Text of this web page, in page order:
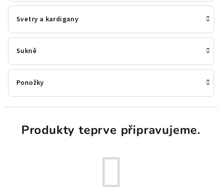
Svetry a kardigany
Sukně
Ponožky
Produkty teprve připravujeme.